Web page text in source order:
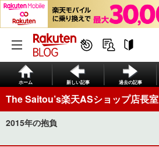
ホーム 新しい記事 過去の記事
The Saitou’s楽天ASショップ店長室
2015年の抱負